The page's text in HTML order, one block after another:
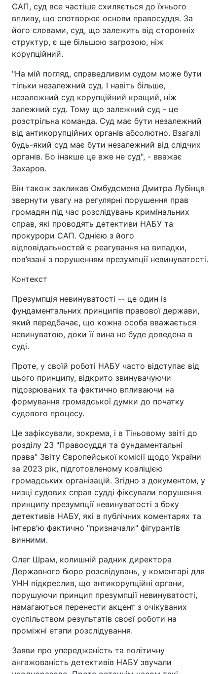
САП, суд все частіше схиляється до їхнього
впливу, що спотворює основи правосуддя. За
його словами, суд, що залежить від сторонніх
структур, є ще більшою загрозою, ніж
корупційний.
"На мій погляд, справедливим судом може бути
тільки незалежний суд. І навіть більше,
незалежний суд корупційний кращий, ніж
залежний суд. Тому що залежний суд - це
розстрільна команда. Суд має бути незалежний
від антикорупційних органів абсолютно. Взагалі
будь-який суд має бути незалежний від слідчих
органів. Бо інакше це вже не суд", - вважає
Захаров.
Він також закликав Омбудсмена Дмитра Лубінця
звернути увагу на регулярні порушення прав
громадян під час розслідувань кримінальних
справ, які проводять детективи НАБУ та
прокурори САП. Однією з його
відповідальностей є реагування на випадки,
пов’язані з порушенням презумпції невинуватості.
Контекст
Презумпція невинуватості -- це один із
фундаментальних принципів правової держави,
який передбачає, що кожна особа вважається
невинуватою, доки її вина не буде доведена в
суді.
Проте, у своїй роботі НАБУ часто відступає від
цього принципу, відкрито звинувачуючи
підозрюваних та фактично впливаючи на
формування громадської думки до початку
судового процесу.
Це зафіксували, зокрема, і в Тіньовому звіті до
розділу 23 "Правосуддя та фундаментальні
права" Звіту Європейської комісії щодо України
за 2023 рік, підготовленому коаліцією
громадських організацій. Згідно з документом, у
низці судових справ судді фіксували порушення
принципу презумпції невинуватості з боку
детективів НАБУ, які в публічних коментарях та
інтерв'ю фактично "призначали" фігурантів
винними.
Олег Шрам, колишній радник директора
Державного бюро розслідувань, у коментарі для
УНН підкреслив, що антикорупційні органи,
порушуючи принцип презумпції невинуватості,
намагаються перенести акцент з очікуваних
суспільством результатів своєї роботи на
проміжні етапи розслідування.
Заяви про упередженість та політичну
ангажованість детективів НАБУ звучали